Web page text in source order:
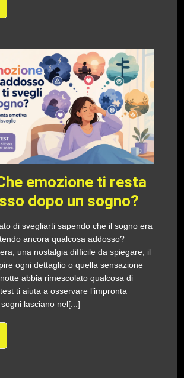
emozione ti resta
dopo un sogno?
di svegliarti sapendo che il sogno era
ancora qualcosa addosso?
una nostalgia difficile da spiegare, il
ogni dettaglio o quella sensazione
abbia rimescolato qualcosa di
ti aiuta a osservare l’impronta
lasciano nel[...]